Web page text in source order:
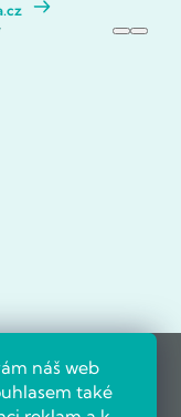
náš web
také